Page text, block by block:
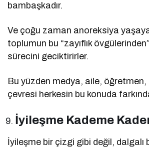
bambaşkadır.
Ve çoğu zaman anoreksiya
toplumun bu “zayıflık
sürecini geciktirirler.
Bu yüzden medya, aile,
çevresi herkesin bu konuda
İyileşme Kademe
İyileşme bir çizgi gibi değil, dalgalı